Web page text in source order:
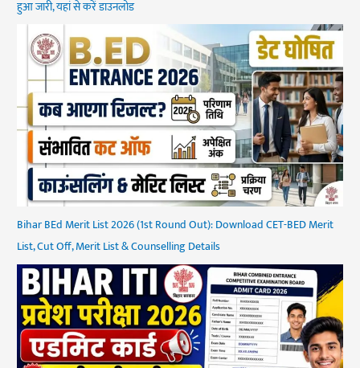
हुआ जारी, यहां से करें डाउनलोड
Bihar BEd Merit List 2026 (1st Round Out): Download CET-BED Merit
List, Cut Off, Merit List & Counselling Details